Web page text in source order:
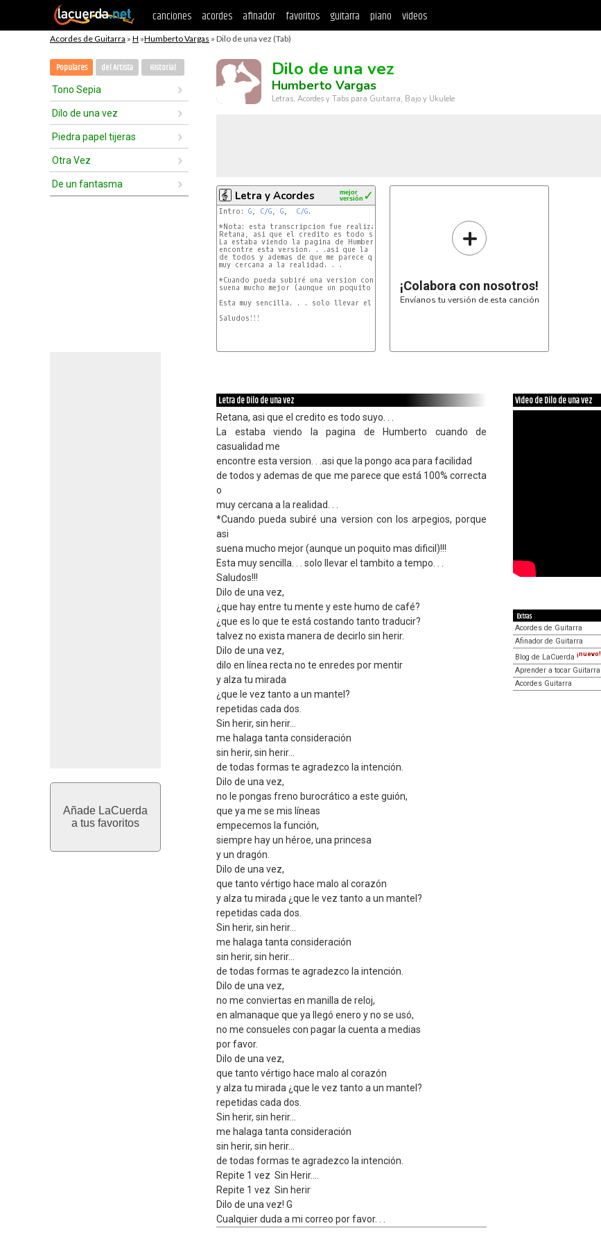
canciones acordes afinador favoritos guitarra piano videos
Acordes de Guitarra » H »Humberto Vargas » Dilo de una vez (Tab)
Populares del Artista Historial
Tono Sepia
Dilo de una vez
Piedra papel tijeras
Otra Vez
De un fantasma
Añade LaCuerda
a tus favoritos
Dilo de una vez
Humberto Vargas
Letras, Acordes y Tabs para Guitarra, Bajo y Ukulele
Letra y Acordes ✓
mejor
versión
Intro: G, C/G, G, C/G.
*Nota: esta transcripcion fue realizada originalmente por Aarón
Retana, asi que el credito es todo suyo. . .
La estaba viendo la pagina de Humberto cuando de casualidad me
encontre esta version. . .asi que la pongo aca para facilidad
de todos y ademas de que me parece que está 100% correcta o
muy cercana a la realidad. . .
*Cuando pueda subiré una version con los arpegios, porque asi
suena mucho mejor (aunque un poquito mas dificil)!!!
Esta muy sencilla. . . solo llevar el tambito a tempo. . .
Saludos!!!
+
¡Colabora con nosotros!
Envíanos tu versión de esta canción
Letra de Dilo de una vez
Retana, asi que el credito es todo suyo. . .
La estaba viendo la pagina de Humberto cuando de
casualidad me
encontre esta version. . .asi que la pongo aca para facilidad
de todos y ademas de que me parece que está 100% correcta
o
muy cercana a la realidad. . .
*Cuando pueda subiré una version con los arpegios, porque
asi
suena mucho mejor (aunque un poquito mas dificil)!!!
Esta muy sencilla. . . solo llevar el tambito a tempo. . .
Saludos!!!
Dilo de una vez,
¿que hay entre tu mente y este humo de café?
¿que es lo que te está costando tanto traducir?
talvez no exista manera de decirlo sin herir.
Dilo de una vez,
dilo en línea recta no te enredes por mentir
y alza tu mirada
¿que le vez tanto a un mantel?
repetidas cada dos.
Sin herir, sin herir...
me halaga tanta consideración
sin herir, sin herir...
de todas formas te agradezco la intención.
Dilo de una vez,
no le pongas freno burocrático a este guión,
que ya me se mis líneas
empecemos la función,
siempre hay un héroe, una princesa
y un dragón.
Dilo de una vez,
que tanto vértigo hace malo al corazón
y alza tu mirada ¿que le vez tanto a un mantel?
repetidas cada dos.
Sin herir, sin herir...
me halaga tanta consideración
sin herir, sin herir...
de todas formas te agradezco la intención.
Dilo de una vez,
no me conviertas en manilla de reloj,
en almanaque que ya llegó enero y no se usó,
no me consueles con pagar la cuenta a medias
por favor.
Dilo de una vez,
que tanto vértigo hace malo al corazón
y alza tu mirada ¿que le vez tanto a un mantel?
repetidas cada dos.
Sin herir, sin herir...
me halaga tanta consideración
sin herir, sin herir...
de todas formas te agradezco la intención.
Repite 1 vez  Sin Herir....
Repite 1 vez  Sin herir 
Dilo de una vez! G
Cualquier duda a mi correo por favor. . .
Video de Dilo de una vez
Extras
Acordes de Guitarra
Afinador de Guitarra
Blog de LaCuerda ¡nuevo!
Aprender a tocar Guitarra
Acordes Guitarra